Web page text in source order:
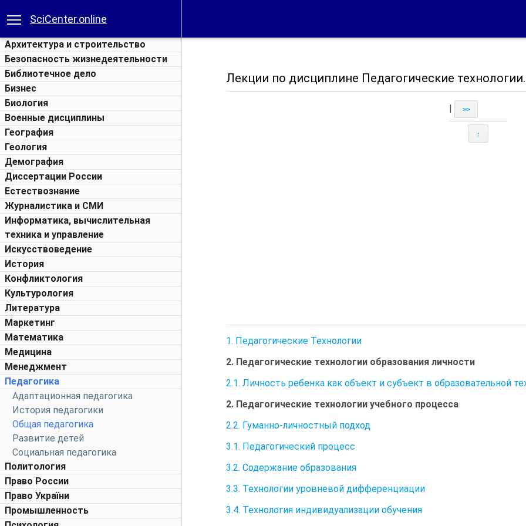
SciCenter.online
Архитектура и строительство
Безопасность жизнедеятельности
Библиотечное дело
Бизнес
Биология
Военные дисциплины
География
Геология
Демография
Диссертации России
Естествознание
Журналистика и СМИ
Информатика, вычислительная
техника и управление
Искусствоведение
История
Конфликтология
Культурология
Литература
Маркетинг
Математика
Медицина
Менеджмент
Педагогика
Адаптационная педагогика
История педагогики
Общая педагогика
Развитие детей
Социальная педагогика
Политология
Право России
Право України
Промышленность
Лекции по дисциплине Педагогические
>>
↑
1. Педагогические Технологии
2. Педагогические технологии образования личности
2.1. Личность ребенка как объект и субъект в образовательной
2. Педагогические технологии учебного процесса
2.2. Гуманно-личностный подход
3.1. Педагогический процесс
3.2. Содержание образования
3.3. Технологии уровневой дифференциации
3.4. Технология индивидуализации обучения